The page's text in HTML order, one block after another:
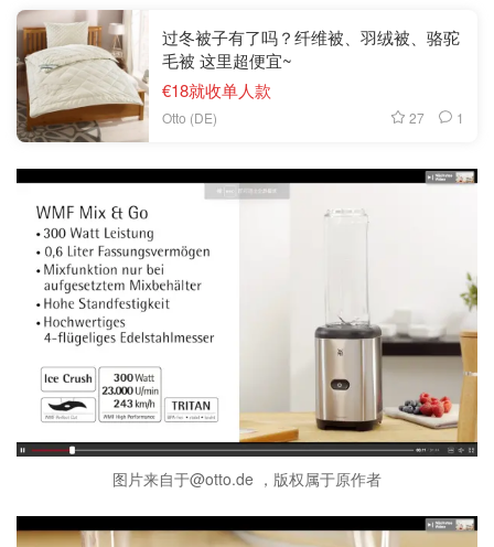
过冬被子有了吗？纤维被、羽绒被、骆驼
毛被 这里超便宜~
€18就收单人款
Otto (DE) 27 1
图片来自于@otto.de ，版权属于原作者